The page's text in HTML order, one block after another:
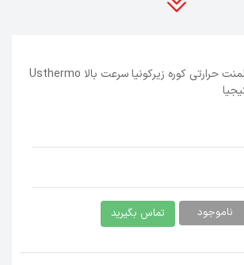
: تا 1530 درجه سانتی‌گراد.
زیرکونیای تک‌لایه و چندلایه در
دندانپزشکی.
المنت حرارتی کوره زیرکونیا سرعت بالا Usthermo
ناموجود تماس بگیرید